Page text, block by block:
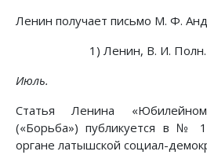
Ленин получает письмо М. Ф.
1) Ленин, В. И. Полн.
Июль.
Статья Ленина
(«Борьба») публикуется в №
органе латышской социал-